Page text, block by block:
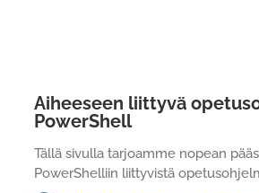
Aiheeseen liittyvä
PowerShell
Tällä sivulla tarjoamme nopean
PowerShelliin liittyvistä